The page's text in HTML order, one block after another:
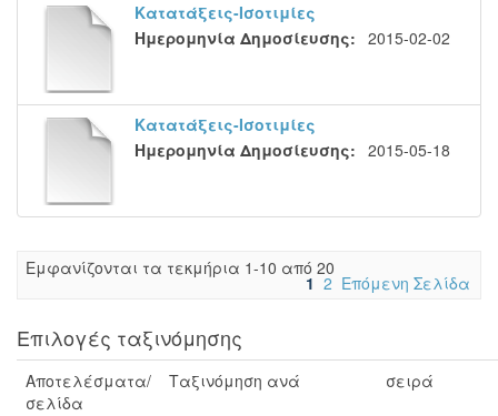
Κατατάξεις-Ισοτιμίες
Ημερομηνία Δημοσίευσης: 2015-02-02
Κατατάξεις-Ισοτιμίες
Ημερομηνία Δημοσίευσης: 2015-05-18
Eμφανίζονται τα τεκμήρια 1-10 από 20
1 2 Επόμενη Σελίδα
Επιλογές ταξινόμησης
Αποτελέσματα/
σελίδα
Ταξινόμηση ανά σειρά